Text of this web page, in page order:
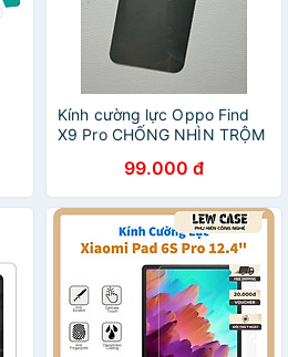
Kính cường lực Oppo Find
X9 Pro CHỐNG NHÌN TRỘM
99.000 đ